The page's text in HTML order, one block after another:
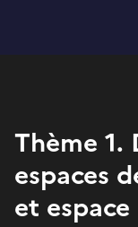
Thème 1.
espaces
et espace